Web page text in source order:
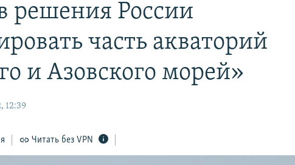
решения России
часть акваторий
и Азовского морей»
12:39
Читать без VPN